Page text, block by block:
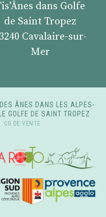
dans Golfe
de Saint Tropez
Cavalaire-sur-
Mer
ÂNES DANS LES ALPES-
GOLFE DE SAINT TROPEZ
- CG DE VENTE